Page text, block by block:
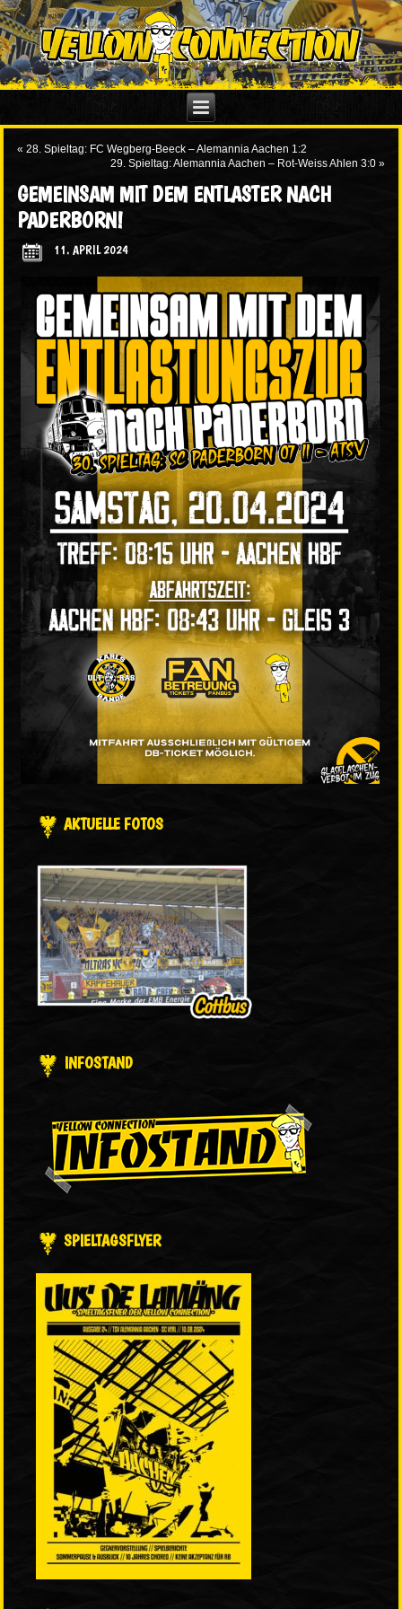
«28. Spieltag: FC Wegberg-Beeck – Alemannia Aachen 1:2
29. Spieltag: Alemannia Aachen – Rot-Weiss Ahlen 3:0»
GEMEINSAM MIT DEM ENTLASTER NACH
PADERBORN!
11. APRIL 2024
AKTUELLE FOTOS
INFOSTAND
SPIELTAGSFLYER